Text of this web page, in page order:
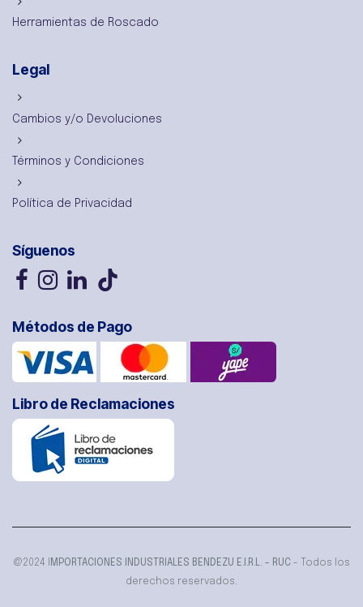
Herramientas de Roscado
Legal
Cambios y/o Devoluciones
Términos y Condiciones
Política de Privacidad
Síguenos
Métodos de Pago
Libro de Reclamaciones
@2024 I MPORTACIONES INDUSTRIALES BENDEZU E.I.R.L. - RUC - Todos los
derechos reservados.